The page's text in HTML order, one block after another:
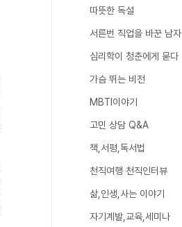
따뜻한 독설
서른번 직업을 바꾼 남자
심리학이 청춘에게 묻다
가슴 뛰는 비전
MBTI이야기
고민 상담 Q&A
책,서평,독서법
천직여행 천직인터뷰
삶,인생,사는 이야기
자기계발,교육,세미나